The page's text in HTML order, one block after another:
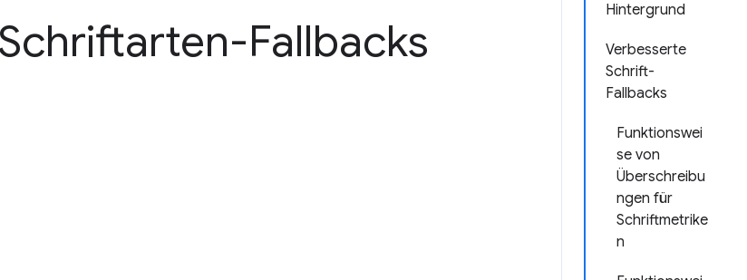
Hintergrund
Verbesserte
Schrift-
Fallbacks
Funktionswei
se von
Überschreibu
ngen für
Schriftmetrike
n
Fallbacks